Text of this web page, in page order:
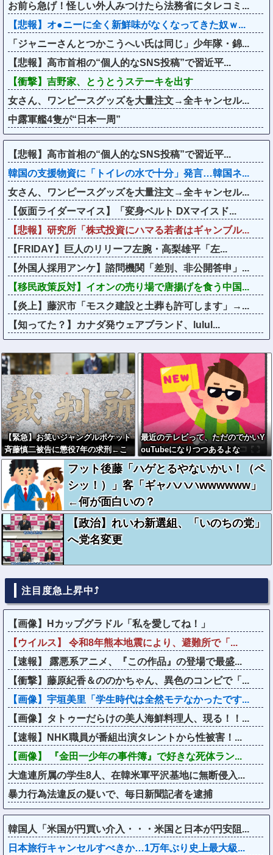
お前ら急げ！怪しい外人みつけたら法務省にタレコミ...
【悲報】オ●ニーに全く新鮮味がなくなってきた奴ｗ...
「ジャニーさんとつかこうへい氏は同じ」少年隊・錦...
【悲報】高市首相の“個人的なSNS投稿”で習近平...
【衝撃】吉野家、とうとうステーキを出す
女さん、ワンピースグッズを大量注文→全キャンセル...
中露軍艦4隻が“日本一周”
【悲報】高市首相の“個人的なSNS投稿”で習近平...
韓国の支援物資に「トイレの水で十分」発言…韓国ネ...
女さん、ワンピースグッズを大量注文→全キャンセル...
【仮面ライダーマイス】「変身ベルト DXマイスド...
【悲報】研究所「株式投資にハマる若者はギャンブル...
【FRIDAY】巨人のリリーフ左腕・高梨雄平「左...
【外国人採用アンケ】諮問機関「差別、非公開答申」...
【移民政策反対】イオンの売り場で唐揚げを食う中国...
【炎上】藤沢市「モスク建設と土葬も許可します」→...
【知ってた？】カナダ発ウェアブランド、lulul...
【緊急】お笑いジャングルポケット
斉藤慎二被告に懲役7年の求刑←こ
れ…
最近のテレビって、ただのでかいY
ouTubeになりつつあるよな
フット後藤「ハゲとるやないかい！（ペ
シッ！）」客「ギャハハハwwwwww」
←何が面白いの？
【政治】れいわ新選組、「いのちの党」
へ党名変更
注目度急上昇中⤴
【画像】Hカップグラドル「私を愛してね！」
【ウイルス】 令和8年熊本地震により、避難所で「...
【速報】 露悪系アニメ、『この作品』の登場で最盛...
【衝撃】藤原紀香＆ののかちゃん、異色のコンビで「...
【画像】宇垣美里「学生時代は全然モテなかったです...
【画像】タトゥーだらけの美人海鮮料理人、現る！！...
【速報】NHK職員が番組出演タレントから性被害！...
【画像】 『金田一少年の事件簿』で好きな死体ラン...
大進連所属の学生8人、在韓米軍平沢基地に無断侵入...
暴力行為法違反の疑いで、毎日新聞記者を逮捕
韓国人「米国が円買い介入・・・米国と日本が円安阻...
日本旅行キャンセルすべきか…1万年ぶり史上最大級...